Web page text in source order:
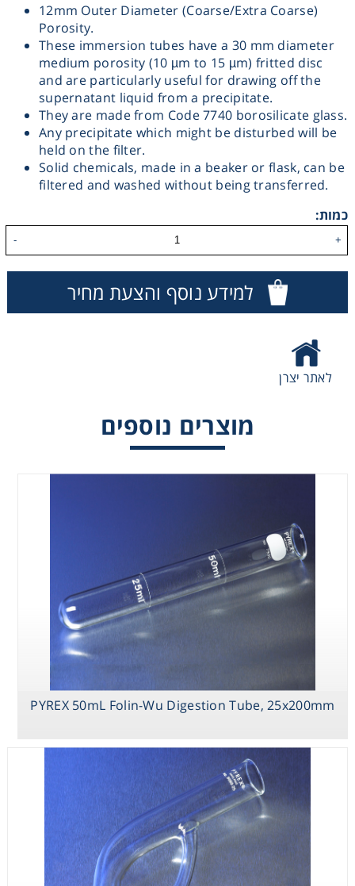
12mm Outer Diameter (Coarse/Extra Coarse)
Porosity.
These immersion tubes have a 30 mm diameter
medium porosity (10 µm to 15 µm) fritted disc
and are particularly useful for drawing off the
supernatant liquid from a precipitate.
They are made from Code 7740 borosilicate glass.
Any precipitate which might be disturbed will be
held on the filter.
Solid chemicals, made in a beaker or flask, can be
filtered and washed without being transferred.
כמות:
+
-
למידע נוסף והצעת מחיר
לאתר יצרן
מוצרים נוספים
PYREX 50mL Folin-Wu Digestion Tube, 25x200mm
PYREX 50mL
Folin-Wu
Digestion Tube,
25x200mm
PYREX
25x165mm
Thiele-Dennis
Melting Point
Tubes
Bleed Tube
Shaking & Stirring
Storage
Thermometry
Washing
Chromatography
Filtration
Liquid Handling
Reagents & Kits
Safety
Chemicals